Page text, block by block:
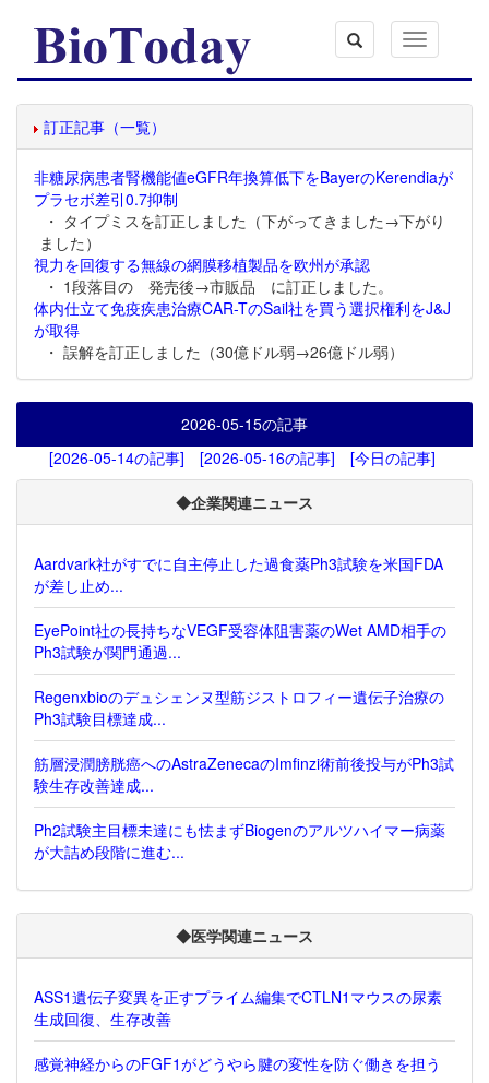
Toggle
navigation
訂正記事（一覧）
非糖尿病患者腎機能値eGFR年換算低下をBayerのKerendiaが
プラセボ差引0.7抑制
・ タイプミスを訂正しました（下がってきました→下がり
ました）
視力を回復する無線の網膜移植製品を欧州が承認
・ 1段落目の 発売後→市販品 に訂正しました。
体内仕立て免疫疾患治療CAR-TのSail社を買う選択権利をJ&J
が取得
・ 誤解を訂正しました（30億ドル弱→26億ドル弱）
2026-05-15の記事
[2026-05-14の記事]
[2026-05-16の記事] [今日の記事]
◆企業関連ニュース
Aardvark社がすでに自主停止した過食薬Ph3試験を米国FDA
が差し止め...
EyePoint社の長持ちなVEGF受容体阻害薬のWet AMD相手の
Ph3試験が関門通過...
Regenxbioのデュシェンヌ型筋ジストロフィー遺伝子治療の
Ph3試験目標達成...
筋層浸潤膀胱癌へのAstraZenecaのImfinzi術前後投与がPh3試
験生存改善達成...
Ph2試験主目標未達にも怯まずBiogenのアルツハイマー病薬
が大詰め段階に進む...
◆医学関連ニュース
ASS1遺伝子変異を正すプライム編集でCTLN1マウスの尿素
生成回復、生存改善
感覚神経からのFGF1がどうやら腱の変性を防ぐ働きを担う